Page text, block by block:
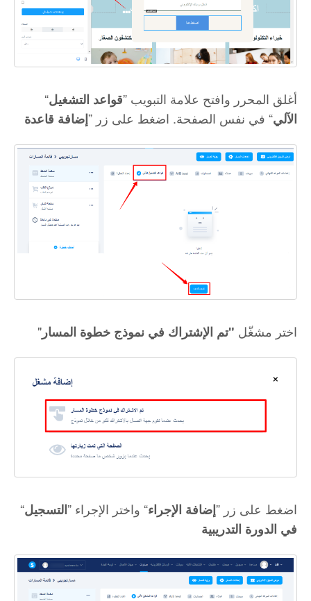
“أغلق المحرر وافتح علامة التبويب ”قواعد التشغيل
الآلي“ في نفس الصفحة. اضغط على زر ”إضافة قاعدة
"اختر مشغّل "تم الإشتراك في نموذج خطوة المسار
“اضغط على زر ”إضافة الإجراء“ واختر الإجراء ”التسجيل
في الدورة التدريبية